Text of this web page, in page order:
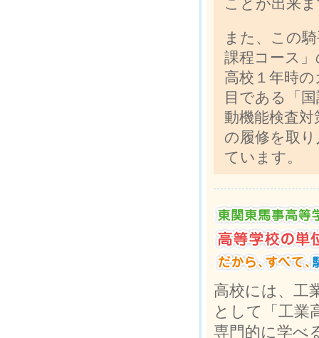
また、この
課程コース
高校１年時
目である「
動機能検査
の履修を取
ています。
高校には、工
として「工業
専門的に学べ